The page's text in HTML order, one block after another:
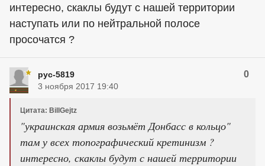
интересно, скаклы будут с нашей территории
наступать или по нейтральной полосе
просочатся ?
рус-5819 0
3 ноября 2017 19:40
Цитата: BillGejtz
"украинская армия возьмёт Донбасс в кольцо"
там у всех топографический кретинизм ?
интересно, скаклы будут с нашей территории